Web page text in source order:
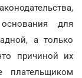
для
а только
причиной их
плательщиком